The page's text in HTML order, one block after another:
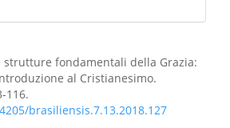
strutture fondamentali della Grazia:
al Cristianesimo.
116.
brasiliensis.7.13.2018.127